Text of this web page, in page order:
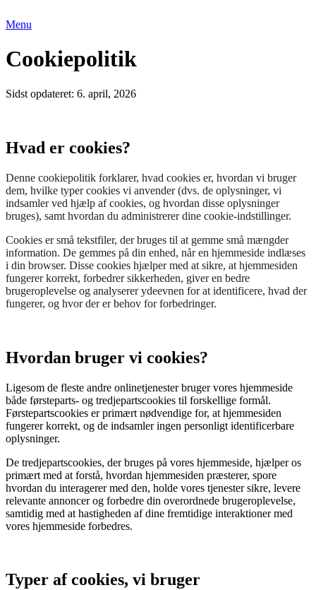
til
Menu
Cookiepolitik
Sidst opdateret: 6. april, 2026
Hvad er cookies?
Denne cookiepolitik forklarer, hvad cookies er, hvordan vi bruger
dem, hvilke typer cookies vi anvender (dvs. de oplysninger, vi
indsamler ved hjælp af cookies, og hvordan disse oplysninger
bruges), samt hvordan du administrerer dine cookie-indstillinger.
Cookies er små tekstfiler, der bruges til at gemme små mængder
information. De gemmes på din enhed, når en hjemmeside indlæses
i din browser. Disse cookies hjælper med at sikre, at hjemmesiden
fungerer korrekt, forbedrer sikkerheden, giver en bedre
brugeroplevelse og analyserer ydeevnen for at identificere, hvad der
fungerer, og hvor der er behov for forbedringer.
Hvordan bruger vi cookies?
Ligesom de fleste andre onlinetjenester bruger vores hjemmeside
både førsteparts- og tredjepartscookies til forskellige formål.
Førstepartscookies er primært nødvendige for, at hjemmesiden
fungerer korrekt, og de indsamler ingen personligt identificerbare
oplysninger.
De tredjepartscookies, der bruges på vores hjemmeside, hjælper os
primært med at forstå, hvordan hjemmesiden præsterer, spore
hvordan du interagerer med den, holde vores tjenester sikre, levere
relevante annoncer og forbedre din overordnede brugeroplevelse,
samtidig med at hastigheden af dine fremtidige interaktioner med
vores hjemmeside forbedres.
Typer af cookies, vi bruger